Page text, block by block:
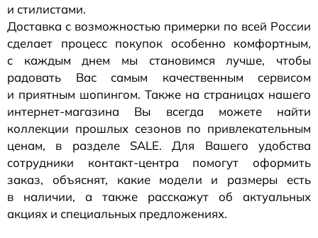
и стилистами.
Доставка с возможностью примерки по всей России
сделает процесс покупок особенно комфортным,
с каждым днем мы становимся лучше, чтобы
радовать Вас самым качественным сервисом
и приятным шопингом. Также на страницах нашего
интернет-магазина Вы всегда можете найти
коллекции прошлых сезонов по привлекательным
ценам, в разделе SALE. Для Вашего удобства
сотрудники контакт-центра помогут оформить
заказ, объяснят, какие модели и размеры есть
в наличии, а также расскажут об актуальных
акциях и специальных предложениях.